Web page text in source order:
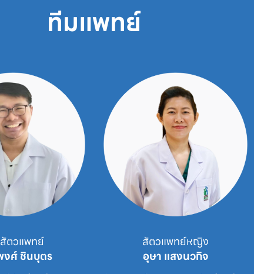
ทีมแพทย์
วแพทย์หญิง
า แสงนวกิจ
อาจารย์ด็อกเตอร์สัตวแพทย์หญิง
รวงรัตน์ พุทธิรงควัตร